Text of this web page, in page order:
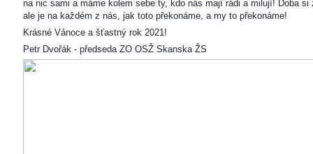
na nic sami a máme kolem sebe ty, kdo nás mají rádi a milují! Doba
ale je na každém z nás, jak toto překonáme, a my to překonáme!
Krásné Vánoce a šťastný rok 2021!
Petr Dvořák - předseda ZO OSŽ Skanska ŽS